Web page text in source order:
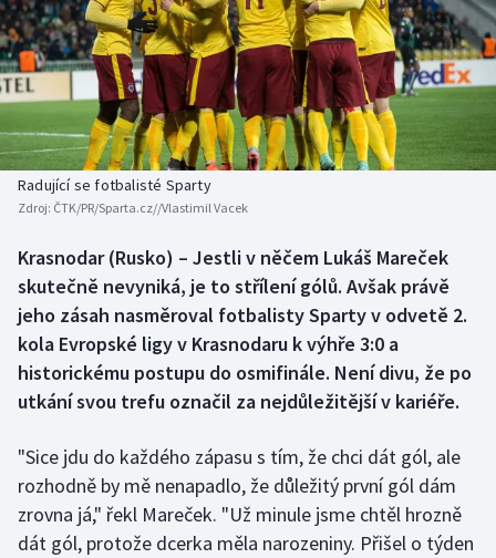
Baseball a softbal
Basketbal
Biatlon
Boby a skeleton
Box
Curling
Dostihy
Florbal
Futsal
Golf
Soutěže
Historické návraty
Aplikace ČT sport
AZ kvíz
Radující se fotbalisté Sparty
Zdroj: ČTK/PR/Sparta.cz//Vlastimil Vacek
Krasnodar (Rusko) – Jestli v něčem Lukáš Mareček
skutečně nevyniká, je to střílení gólů. Avšak právě
jeho zásah nasměroval fotbalisty Sparty v odvetě 2.
kola Evropské ligy v Krasnodaru k výhře 3:0 a
historickému postupu do osmifinále. Není divu, že po
utkání svou trefu označil za nejdůležitější v kariéře.
"Sice jdu do každého zápasu s tím, že chci dát gól, ale
rozhodně by mě nenapadlo, že důležitý první gól dám
zrovna já," řekl Mareček. "Už minule jsme chtěl hrozně
dát gól, protože dcerka měla narozeniny. Přišel o týden